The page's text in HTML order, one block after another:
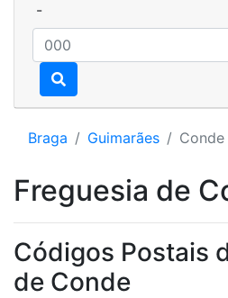
-
Braga Guimarães Conde
Freguesia de
Códigos Postais
de Conde